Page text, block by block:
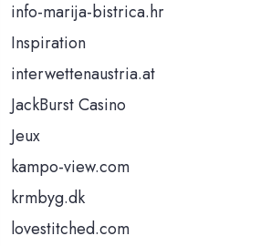
info-marija-bistrica.hr
Inspiration
interwettenaustria.at
JackBurst Casino
Jeux
kampo-view.com
krmbyg.dk
lovestitched.com